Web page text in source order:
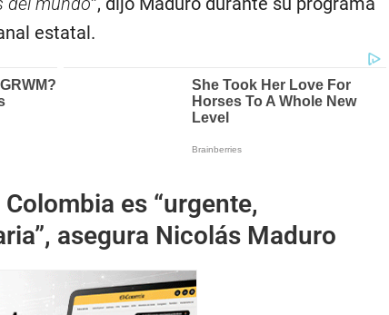
estatal.
Colombia es “urgente,
asegura Nicolás Maduro